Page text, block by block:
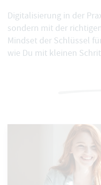
Digitalisierung in der
sondern mit der
Mindset der Schlüssel
wie Du mit kleinen